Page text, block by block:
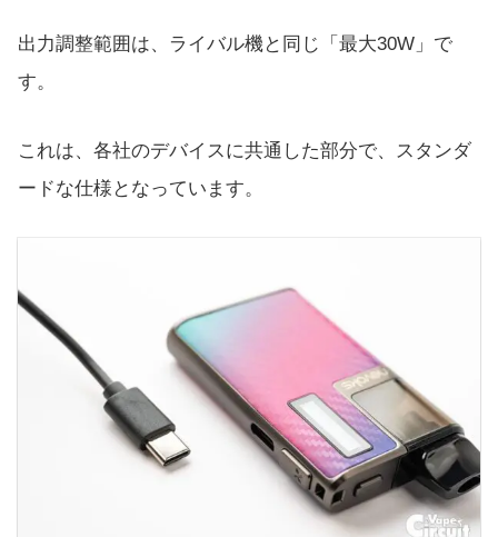
出力調整範囲は、ライバル機と同じ「最大30W」で
す。
これは、各社のデバイスに共通した部分で、スタンダ
ードな仕様となっています。